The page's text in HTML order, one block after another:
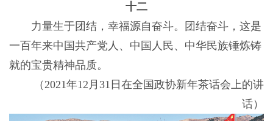
十二
力量生于团结，幸福源自奋斗。团结奋斗，这是
一百年来中国共产党人、中国人民、中华民族锤炼铸
就的宝贵精神品质。
（2021年12月31日在全国政协新年茶话会上的讲
话）